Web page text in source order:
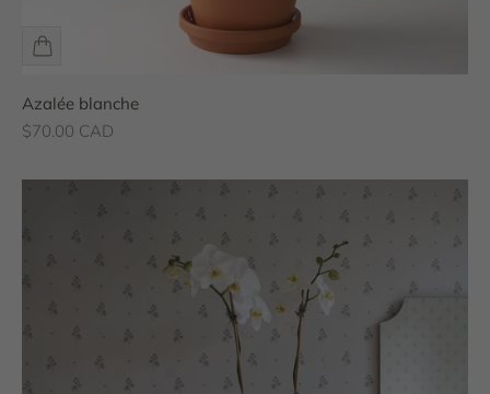
Azalée blanche
Prix de vente
$70.00 CAD